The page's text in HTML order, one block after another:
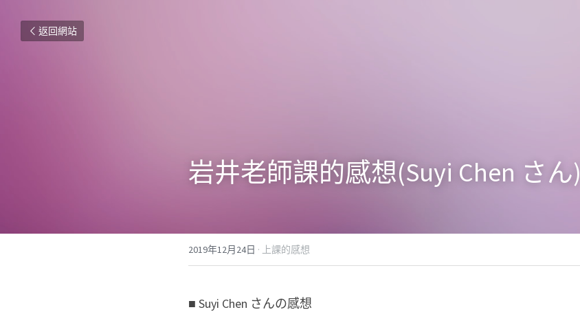
返回網站
岩井老師課的感想(Suyi Chen さん)
2019年12月24日 · 上課的感想
■ Suyi Chen さんの感想